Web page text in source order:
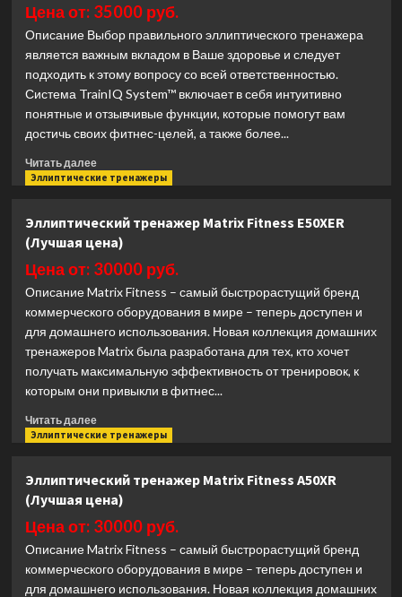
Fitness
A50XIR
(Лучшая
цена)
Цена от: 35000 руб.
Описание Выбор правильного эллиптического тренажера
является важным вкладом в Ваше здоровье и следует
подходить к этому вопросу со всей ответственностью.
Система TrainIQ System™ включает в себя интуитивно
понятные и отзывчивые функции, которые помогут вам
достичь своих фитнес-целей, а также более...
Читать далееПрочитать
больше
тренажер
Spirit
Fitness
XE395
BLACK
(Лучшая
цена)
Эллиптические тренажеры
Эллиптический тренажер Matrix Fitness E50XER
(Лучшая цена)
Цена от: 30000 руб.
Описание Matrix Fitness – самый быстрорастущий бренд
коммерческого оборудования в мире – теперь доступен и
для домашнего использования. Новая коллекция домашних
тренажеров Matrix была разработана для тех, кто хочет
получать максимальную эффективность от тренировок, к
которым они привыкли в фитнес...
Читать далееПрочитать
больше
тренажер
Matrix
Fitness
E50XER
(Лучшая
цена)
Эллиптические тренажеры
Эллиптический тренажер Matrix Fitness A50XR
(Лучшая цена)
Цена от: 30000 руб.
Описание Matrix Fitness – самый быстрорастущий бренд
коммерческого оборудования в мире – теперь доступен и
для домашнего использования. Новая коллекция домашних